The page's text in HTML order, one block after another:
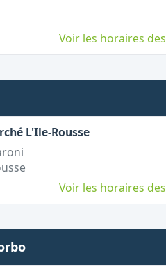
Voir les horaires
L'Ile-Rousse,
Voir les horaires